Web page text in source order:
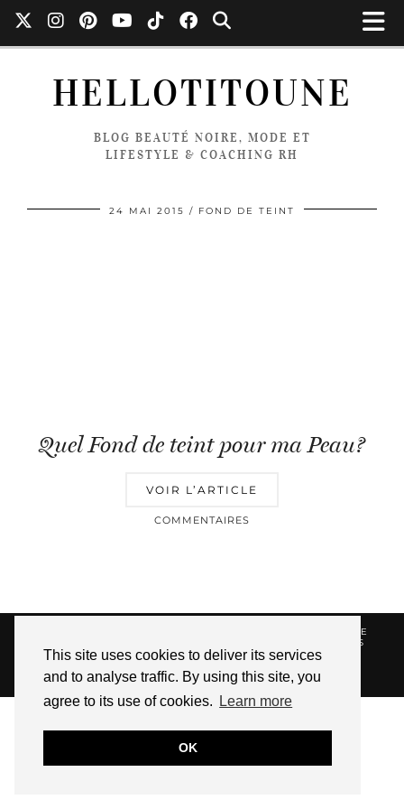
This site uses cookies to deliver its services
and to analyse traffic. By using this site, you
agree to its use of cookies.
Learn more
OK
HELLOTITOUNE
BLOG BEAUTÉ NOIRE, MODE ET
LIFESTYLE & COACHING RH
24 MAI 2015 FOND DE TEINT
Quel Fond de teint pour ma Peau?
VOIR L’ARTICLE
COMMENTAIRES
POLITIQUE DE
LIENS
AFFILIES
WEBSITE DESIGN BYpipdig